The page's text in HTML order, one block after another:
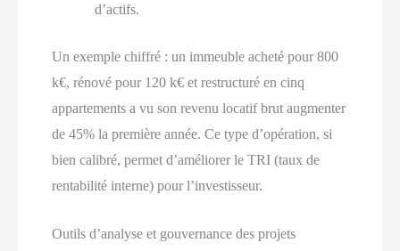
d’actifs.
Un exemple chiffré : un immeuble acheté pour 800
k€, rénové pour 120 k€ et restructuré en cinq
appartements a vu son revenu locatif brut augmenter
de 45% la première année. Ce type d’opération, si
bien calibré, permet d’améliorer le TRI (taux de
rentabilité interne) pour l’investisseur.
Outils d’analyse et gouvernance des projets